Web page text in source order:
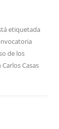
etiquetada
de los
Carlos Casas